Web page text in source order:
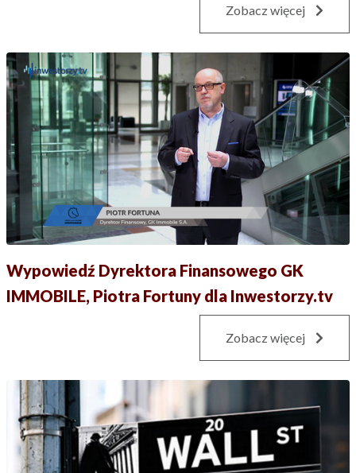
Zobacz więcej
Wypowiedź Dyrektora Finansowego GK
IMMOBILE, Piotra Fortuny dla Inwestorzy.tv
Zobacz więcej